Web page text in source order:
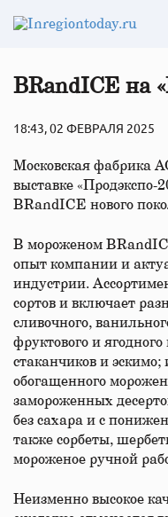
BRandICE на
18:43, 02 ФЕВРАЛЯ 2025
Московская фабрика
выставке
BRandICE нового
В мороженом
опыт компании и
индустрии.
сортов и включает
сливочного,
фруктового и
стаканчиков и
обогащенного
замороженных
без сахара и с
также сорбеты,
мороженое ручной
Неизменно высокое